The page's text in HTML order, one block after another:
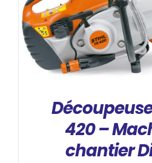
DÉTAILS
Découpeuse
420 –
chantier